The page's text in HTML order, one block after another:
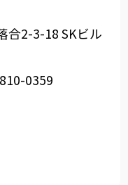
合2-3-18 SKビル
0359